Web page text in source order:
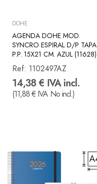
DOHE
AGENDA DOHE MOD.
SYNCRO ESPIRAL D/P TAPA
P.P. 15X21 CM. AZUL (11628)
Ref: 1102497AZ
14,38 € IVA incl.
(11,88 € IVA No incl.)